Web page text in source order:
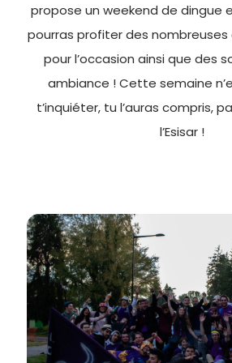
propose un weekend de dingue
pourras profiter des
pour l’occasion ainsi que des
ambiance ! Cette semaine
t’inquiéter, tu l’auras compris,
l’Esisar !